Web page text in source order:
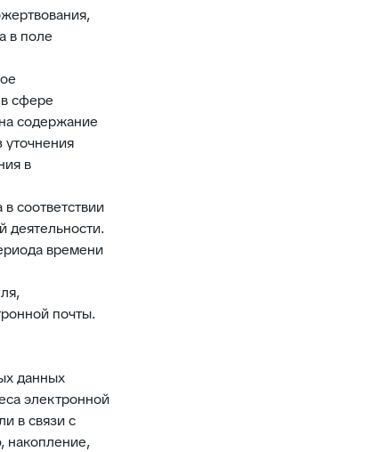
в поле
сфере
содержание
в
соответствии
деятельности.
времени
почты.
данных
электронной
в связи с
накопление,